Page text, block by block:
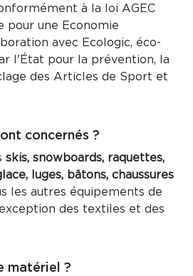
à la loi AGEC
pour une Economie
avec Ecologic, éco-
l'État pour la prévention, la
des Articles de Sport et
concernés ?
skis, snowboards, raquettes,
luges, bâtons, chaussures
les autres équipements de
des textiles et des
matériel ?